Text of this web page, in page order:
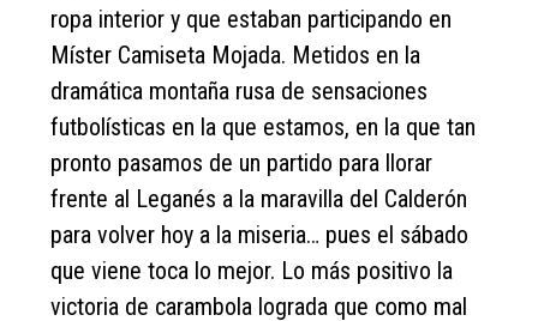
ropa interior y que estaban participando en
Míster Camiseta Mojada. Metidos en la
dramática montaña rusa de sensaciones
futbolísticas en la que estamos, en la que tan
pronto pasamos de un partido para llorar
frente al Leganés a la maravilla del Calderón
para volver hoy a la miseria… pues el sábado
que viene toca lo mejor. Lo más positivo la
victoria de carambola lograda que como mal